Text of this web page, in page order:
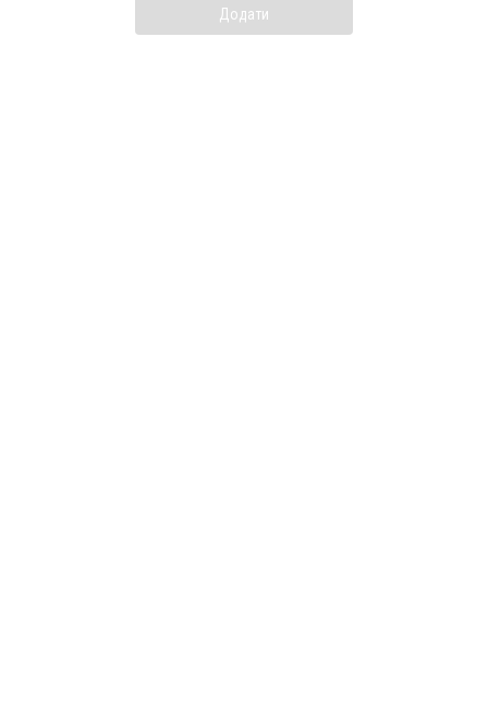
Додати